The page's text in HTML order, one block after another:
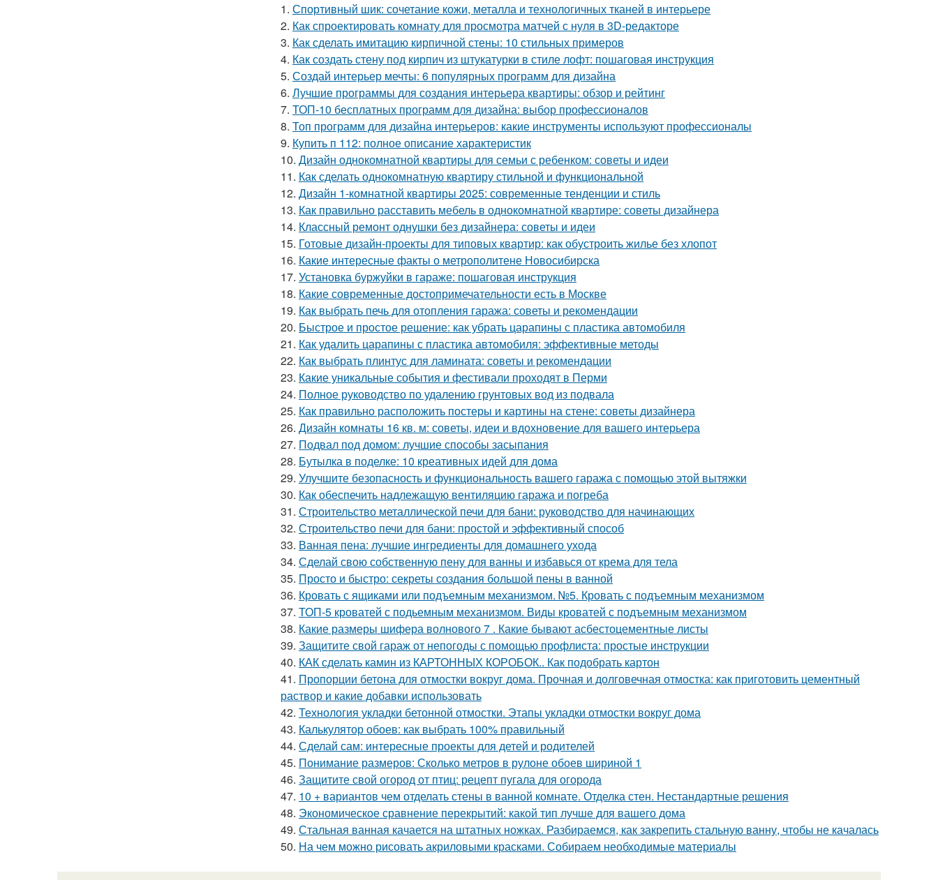
1. Спортивный шик: сочетание кожи, металла и технологичных тканей в интерьере
2. Как спроектировать комнату для просмотра матчей с нуля в 3D-редакторе
3. Как сделать имитацию кирпичной стены: 10 стильных примеров
4. Как создать стену под кирпич из штукатурки в стиле лофт: пошаговая инструкция
5. Создай интерьер мечты: 6 популярных программ для дизайна
6. Лучшие программы для создания интерьера квартиры: обзор и рейтинг
7. ТОП-10 бесплатных программ для дизайна: выбор профессионалов
8. Топ программ для дизайна интерьеров: какие инструменты используют профессионалы
9. Купить п 112: полное описание характеристик
10. Дизайн однокомнатной квартиры для семьи с ребенком: советы и идеи
11. Как сделать однокомнатную квартиру стильной и функциональной
12. Дизайн 1-комнатной квартиры 2025: современные тенденции и стиль
13. Как правильно расставить мебель в однокомнатной квартире: советы дизайнера
14. Классный ремонт однушки без дизайнера: советы и идеи
15. Готовые дизайн-проекты для типовых квартир: как обустроить жилье без хлопот
16. Какие интересные факты о метрополитене Новосибирска
17. Установка буржуйки в гараже: пошаговая инструкция
18. Какие современные достопримечательности есть в Москве
19. Как выбрать печь для отопления гаража: советы и рекомендации
20. Быстрое и простое решение: как убрать царапины с пластика автомобиля
21. Как удалить царапины с пластика автомобиля: эффективные методы
22. Как выбрать плинтус для ламината: советы и рекомендации
23. Какие уникальные события и фестивали проходят в Перми
24. Полное руководство по удалению грунтовых вод из подвала
25. Как правильно расположить постеры и картины на стене: советы дизайнера
26. Дизайн комнаты 16 кв. м: советы, идеи и вдохновение для вашего интерьера
27. Подвал под домом: лучшие способы засыпания
28. Бутылка в поделке: 10 креативных идей для дома
29. Улучшите безопасность и функциональность вашего гаража с помощью этой вытяжки
30. Как обеспечить надлежащую вентиляцию гаража и погреба
31. Строительство металлической печи для бани: руководство для начинающих
32. Строительство печи для бани: простой и эффективный способ
33. Ванная пена: лучшие ингредиенты для домашнего ухода
34. Сделай свою собственную пену для ванны и избавься от крема для тела
35. Просто и быстро: секреты создания большой пены в ванной
36. Кровать с ящиками или подъемным механизмом. №5. Кровать с подъемным механизмом
37. ТОП-5 кроватей с подьемным механизмом. Виды кроватей с подъемным механизмом
38. Какие размеры шифера волнового 7 . Какие бывают асбестоцементные листы
39. Защитите свой гараж от непогоды с помощью профлиста: простые инструкции
40. КАК сделать камин из КАРТОННЫХ КОРОБОК.. Как подобрать картон
41. Пропорции бетона для отмостки вокруг дома. Прочная и долговечная отмостка: как приготовить цементный
раствор и какие добавки использовать
42. Технология укладки бетонной отмостки. Этапы укладки отмостки вокруг дома
43. Калькулятор обоев: как выбрать 100% правильный
44. Сделай сам: интересные проекты для детей и родителей
45. Понимание размеров: Сколько метров в рулоне обоев шириной 1
46. Защитите свой огород от птиц: рецепт пугала для огорода
47. 10 + вариантов чем отделать стены в ванной комнате. Отделка стен. Нестандартные решения
48. Экономическое сравнение перекрытий: какой тип лучше для вашего дома
49. Стальная ванная качается на штатных ножках. Разбираемся, как закрепить стальную ванну, чтобы не качалась
50. На чем можно рисовать акриловыми красками. Собираем необходимые материалы